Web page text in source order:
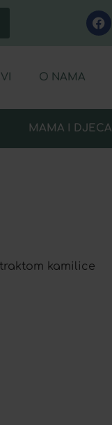
O NAMA
MAMA I DJECA
kamilice